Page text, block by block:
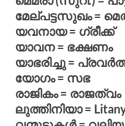
മേല്പട്ടസുഖം =
യവനായ = ഗ്രീക്ക്
യാവന = ഭക്ഷണം
യാഭരിച്ചു =
യോഗം = സഭ
രാജികം = രാജത്വം
ലുത്തിനിയാ =